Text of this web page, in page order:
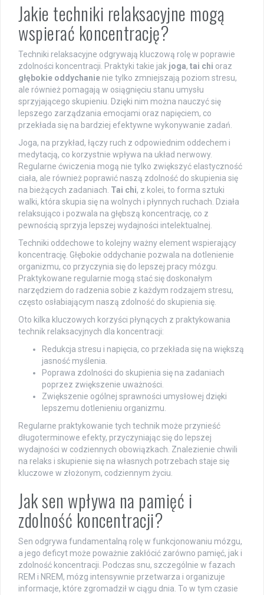
Jakie techniki relaksacyjne mogą
wspierać koncentrację?
Techniki relaksacyjne odgrywają kluczową rolę w poprawie
zdolności koncentracji. Praktyki takie jak joga, tai chi oraz
głębokie oddychanie nie tylko zmniejszają poziom stresu,
ale również pomagają w osiągnięciu stanu umysłu
sprzyjającego skupieniu. Dzięki nim można nauczyć się
lepszego zarządzania emocjami oraz napięciem, co
przekłada się na bardziej efektywne wykonywanie zadań.
Joga, na przykład, łączy ruch z odpowiednim oddechem i
medytacją, co korzystnie wpływa na układ nerwowy.
Regularne ćwiczenia mogą nie tylko zwiększyć elastyczność
ciała, ale również poprawić naszą zdolność do skupienia się
na bieżących zadaniach. Tai chi, z kolei, to forma sztuki
walki, która skupia się na wolnych i płynnych ruchach. Działa
relaksująco i pozwala na głębszą koncentrację, co z
pewnością sprzyja lepszej wydajności intelektualnej.
Techniki oddechowe to kolejny ważny element wspierający
koncentrację. Głębokie oddychanie pozwala na dotlenienie
organizmu, co przyczynia się do lepszej pracy mózgu.
Praktykowane regularnie mogą stać się doskonałym
narzędziem do radzenia sobie z każdym rodzajem stresu,
często osłabiającym naszą zdolność do skupienia się.
Oto kilka kluczowych korzyści płynących z praktykowania
technik relaksacyjnych dla koncentracji:
Redukcja stresu i napięcia, co przekłada się na większą
jasność myślenia.
Poprawa zdolności do skupienia się na zadaniach
poprzez zwiększenie uważności.
Zwiększenie ogólnej sprawności umysłowej dzięki
lepszemu dotlenieniu organizmu.
Regularne praktykowanie tych technik może przynieść
długoterminowe efekty, przyczyniając się do lepszej
wydajności w codziennych obowiązkach. Znalezienie chwili
na relaks i skupienie się na własnych potrzebach staje się
kluczowe w złożonym, codziennym życiu.
Jak sen wpływa na pamięć i
zdolność koncentracji?
Sen odgrywa fundamentalną rolę w funkcjonowaniu mózgu,
a jego deficyt może poważnie zakłócić zarówno pamięć, jak i
zdolność koncentracji. Podczas snu, szczególnie w fazach
REM i NREM, mózg intensywnie przetwarza i organizuje
informacje, które zgromadził w ciągu dnia. To w tym czasie